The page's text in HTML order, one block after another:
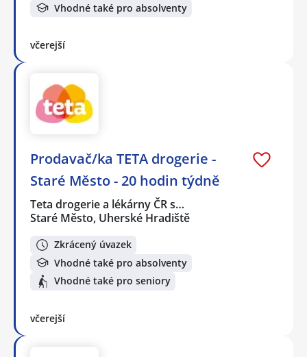
Vhodné také pro absolventy
včerejší
Prodavač/ka TETA drogerie -
Staré Město - 20 hodin týdně
Teta drogerie a lékárny ČR s…
Staré Město, Uherské Hradiště
Zkrácený úvazek
Vhodné také pro absolventy
Vhodné také pro seniory
včerejší